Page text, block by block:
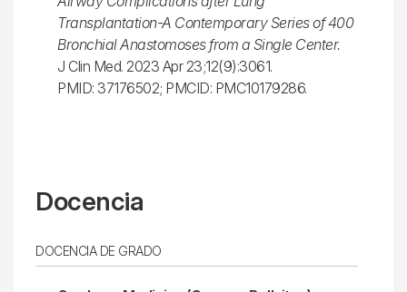
Transplantation-A Contemporary Series of 400
Bronchial Anastomoses from a Single Center.
J Clin Med. 2023 Apr 23;12(9):3061.
PMID: 37176502; PMCID: PMC10179286.
Docencia
DOCENCIA DE GRADO